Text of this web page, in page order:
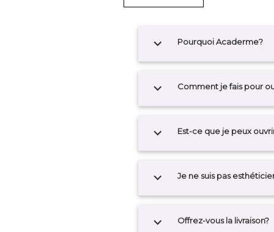
expand_more Pourquoi Acaderme?
expand_more Comment je fais pour
expand_more Est-ce que je peux
expand_more Je ne suis pas
expand_more Offrez-vous la livraison?